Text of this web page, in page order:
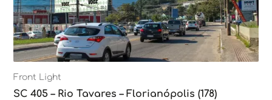
Front Light
SC 405 – Rio Tavares – Florianópolis (178)